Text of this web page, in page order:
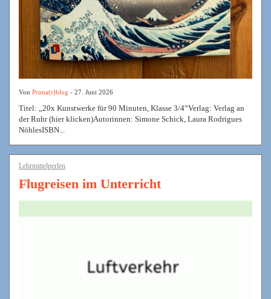
Von Prima(r)blog - 27. Juni 2026
Titel: „20x Kunstwerke für 90 Minuten, Klasse 3/4“Verlag: Verlag an
der Ruhr (hier klicken)Autorinnen: Simone Schick, Laura Rodrigues
NöhlesISBN...
Lehrmittelperlen
Flugreisen im Unterricht